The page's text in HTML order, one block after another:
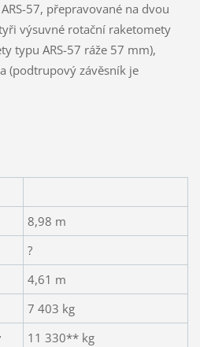
57, přepravované na dvou
výsuvné rotační raketomety
typu ARS-57 ráže 57 mm),
(podtrupový závěsník je
8,98 m
?
4,61 m
7 403 kg
11 330** kg